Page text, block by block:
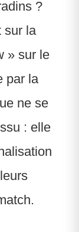
?
sur la
» sur le
par la
ne se
: elle